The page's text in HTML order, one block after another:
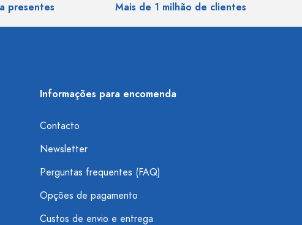
presentes Mais de 1 milhão de clientes
Informações para encomenda
Contacto
Newsletter
Perguntas frequentes (FAQ)
Opções de pagamento
Custos de envio e entrega